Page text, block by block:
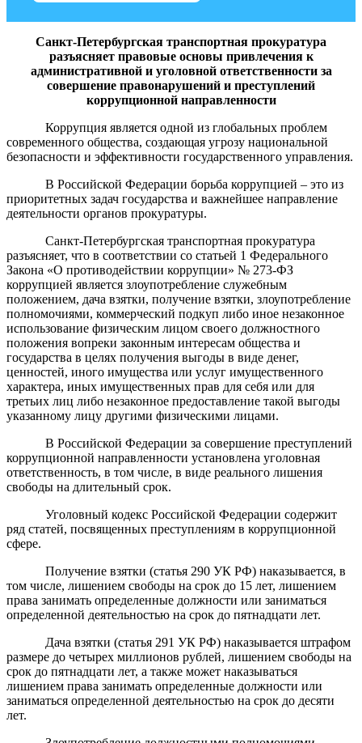
Санкт-Петербургская транспортная прокуратура
разъясняет правовые основы привлечения к
административной и уголовной ответственности за
совершение правонарушений и преступлений
коррупционной направленности
Коррупция является одной из глобальных проблем
современного общества, создающая угрозу национальной
безопасности и эффективности государственного управления.
В Российской Федерации борьба коррупцией – это из
приоритетных задач государства и важнейшее направление
деятельности органов прокуратуры.
Санкт-Петербургская транспортная прокуратура
разъясняет, что в соответствии со статьей 1 Федерального
Закона «О противодействии коррупции» № 273-ФЗ
коррупцией является злоупотребление служебным
положением, дача взятки, получение взятки, злоупотребление
полномочиями, коммерческий подкуп либо иное незаконное
использование физическим лицом своего должностного
положения вопреки законным интересам общества и
государства в целях получения выгоды в виде денег,
ценностей, иного имущества или услуг имущественного
характера, иных имущественных прав для себя или для
третьих лиц либо незаконное предоставление такой выгоды
указанному лицу другими физическими лицами.
В Российской Федерации за совершение преступлений
коррупционной направленности установлена уголовная
ответственность, в том числе, в виде реального лишения
свободы на длительный срок.
Уголовный кодекс Российской Федерации содержит
ряд статей, посвященных преступлениям в коррупционной
сфере.
Получение взятки (статья 290 УК РФ) наказывается, в
том числе, лишением свободы на срок до 15 лет, лишением
права занимать определенные должности или заниматься
определенной деятельностью на срок до пятнадцати лет.
Дача взятки (статья 291 УК РФ) наказывается штрафом
размере до четырех миллионов рублей, лишением свободы на
срок до пятнадцати лет, а также может наказываться
лишением права занимать определенные должности или
заниматься определенной деятельностью на срок до десяти
лет.